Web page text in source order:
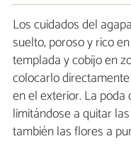
Los cuidados del
suelto, poroso y rico
templada y cobijo en
colocarlo
en el exterior. La
limitándose a quitar
también las flores a